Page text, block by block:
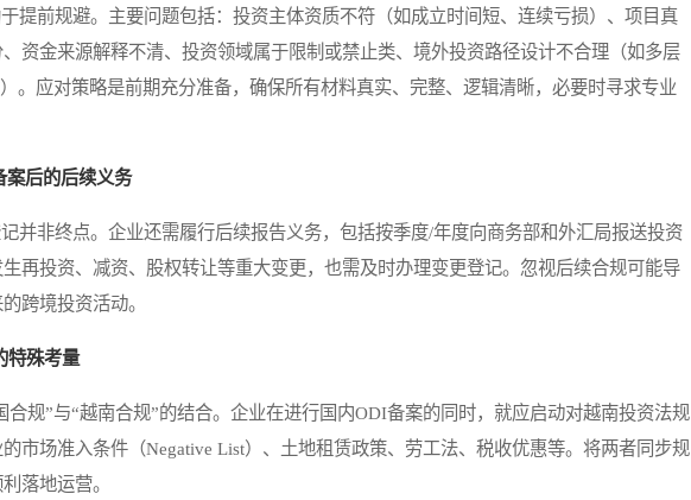
前规避。主要问题包括：投资主体资质不符（如成立时间短、连续亏损）、项目真
资金来源解释不清、投资领域属于限制或禁止类、境外投资路径设计不合理（如多层
。应对策略是前期充分准备，确保所有材料真实、完整、逻辑清晰，必要时寻求专业
案后的后续义务
非终点。企业还需履行后续报告义务，包括按季度/年度向商务部和外汇局报送投资
再投资、减资、股权转让等重大变更，也需及时办理变更登记。忽视后续合规可能导
跨境投资活动。
特殊考量
规”与“越南合规”的结合。企业在进行国内ODI备案的同时，就应启动对越南投资法规
市场准入条件（Negative List）、土地租赁政策、劳工法、税收优惠等。将两者同步规
落地运营。